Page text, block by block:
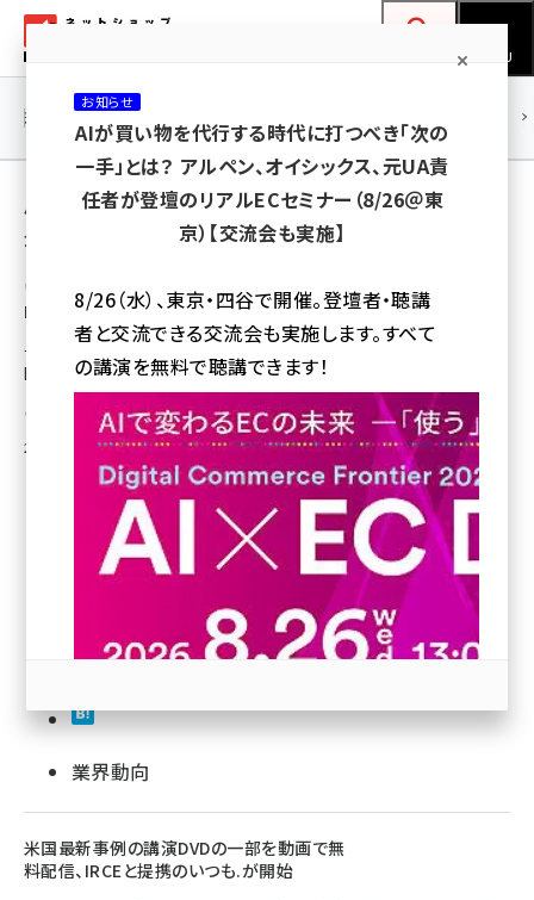
ン
ネットショップ担当者フォーラム
MENU
yahoo (1900)
楽天 (1871)
アスクル (1119)
base (1071)
ビィ・フォアード (773)
revico (739)
連載・特集 |
用語「IRCE」 が使われている記事の一覧
全 19 記事中 1 ～ 19 を表示中
いつも.、米国イベント企業と提携し、海外最新
EC事例コンテンツの日本展開を開始
世界最大級のカンファレンス「IRCE」の講演コンテンツを、いつも.が日本で展
開
瀧川 正実
2014年4月8日 13:24
25
業界動向
米国最新事例の講演DVDの一部を動画で無
料配信、IRCEと提携のいつも.が開始
お知らせ
AIが買い物を代行する時代に打つべき「次の
一手」とは？ アルペン、オイシックス、元UA責
任者が登壇のリアルECセミナー（8/26＠東
京）【交流会も実施】
8/26（水）、東京・四谷で開催。登壇者・聴講
者と交流できる交流会も実施します。すべて
の講演を無料で聴講できます！